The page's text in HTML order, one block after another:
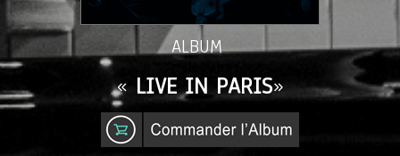
ALBUM
« LIVE IN PARIS»